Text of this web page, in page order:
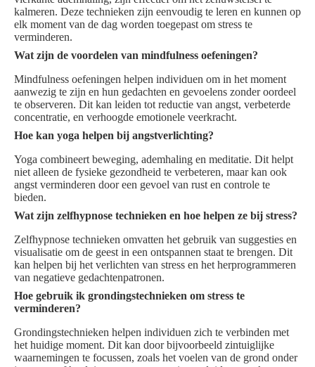
kalmeren. Deze technieken zijn eenvoudig te leren en kunnen op
elk moment van de dag worden toegepast om stress te
verminderen.
Wat zijn de voordelen van mindfulness oefeningen?
Mindfulness oefeningen helpen individuen om in het moment
aanwezig te zijn en hun gedachten en gevoelens zonder oordeel
te observeren. Dit kan leiden tot reductie van angst, verbeterde
concentratie, en verhoogde emotionele veerkracht.
Hoe kan yoga helpen bij angstverlichting?
Yoga combineert beweging, ademhaling en meditatie. Dit helpt
niet alleen de fysieke gezondheid te verbeteren, maar kan ook
angst verminderen door een gevoel van rust en controle te
bieden.
Wat zijn zelfhypnose technieken en hoe helpen ze bij stress?
Zelfhypnose technieken omvatten het gebruik van suggesties en
visualisatie om de geest in een ontspannen staat te brengen. Dit
kan helpen bij het verlichten van stress en het herprogrammeren
van negatieve gedachtenpatronen.
Hoe gebruik ik grondingstechnieken om stress te
verminderen?
Grondingstechnieken helpen individuen zich te verbinden met
het huidige moment. Dit kan door bijvoorbeeld zintuiglijke
waarnemingen te focussen, zoals het voelen van de grond onder